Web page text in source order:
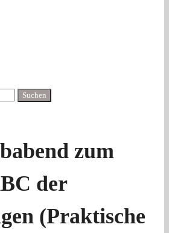
zum
der
(Praktische